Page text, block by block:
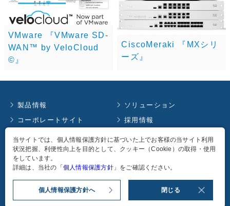
VMware 『VMware SD-
WAN™ by VeloCloud
©』
CiscoMeraki 『MXシリ
ーズ』
製品情報
ソリューション
コーポレートサイト
採用情報
コラム
English
個人情報保護方針
Copyright2026TAKACHIHO KOHEKI CO., LTD. all rights reserved.
当サイトでは、個人情報保護方針に基づいた上でお客様の当サイト利用
状況把握、利便性向上を目的として、クッキー（Cookie）の取得・使用
をしています。
詳細は、当社の「 個人情報保護方針」をご確認ください。
個人情報保護方針へ 閉じる